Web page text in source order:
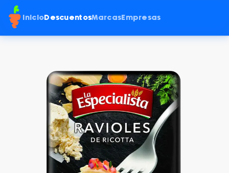
Inicio DescuentosMarcas Empresas